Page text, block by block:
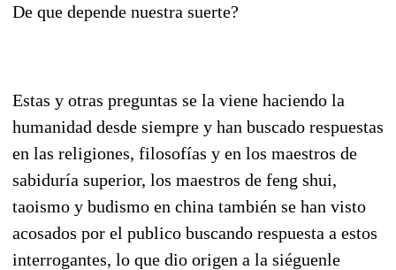
De que depende nuestra suerte?
Estas y otras preguntas se la viene haciendo la
humanidad desde siempre y han buscado respuestas
en las religiones, filosofías y en los maestros de
sabiduría superior, los maestros de feng shui,
taoismo y budismo en china también se han visto
acosados por el publico buscando respuesta a estos
interrogantes, lo que dio origen a la siéguenle